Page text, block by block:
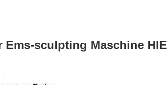
Ems-sculpting Maschine